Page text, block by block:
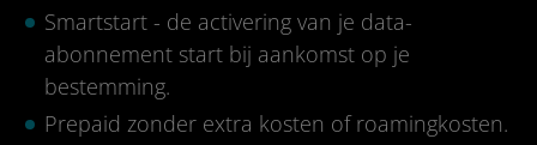
Smartstart - de activering van je data-
abonnement start bij aankomst op je
bestemming.
Prepaid zonder extra kosten of roamingkosten.